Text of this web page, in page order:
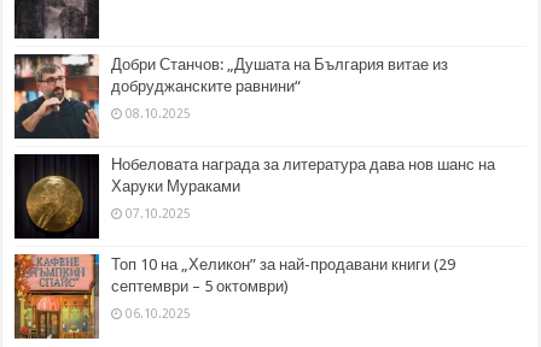
Добри Станчов: „Душата на България витае из
добруджанските равнини“
08.10.2025
Нобеловата награда за литература дава нов шанс на
Харуки Мураками
07.10.2025
Топ 10 на „Хеликон” за най-продавани книги (29
септември – 5 октомври)
06.10.2025